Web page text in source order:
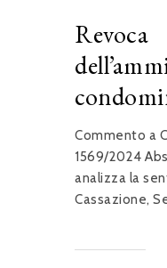
Revoca
Commento a
1569/2024
analizza la
Cassazione,